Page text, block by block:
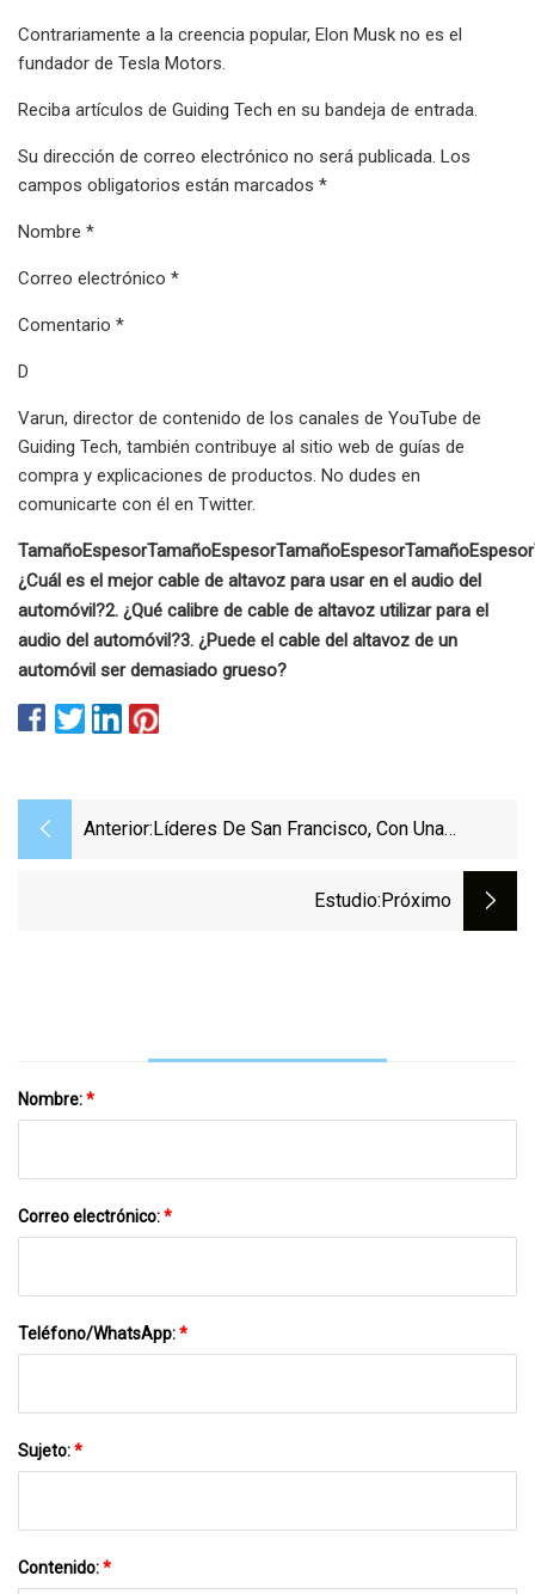
Contrariamente a la creencia popular, Elon Musk no es el
fundador de Tesla Motors.
Reciba artículos de Guiding Tech en su bandeja de entrada.
Su dirección de correo electrónico no será publicada. Los
campos obligatorios están marcados *
Nombre *
Correo electrónico *
Comentario *
D
Varun, director de contenido de los canales de YouTube de
Guiding Tech, también contribuye al sitio web de guías de
compra y explicaciones de productos. No dudes en
comunicarte con él en Twitter.
TamañoEspesorTamañoEspesorTamañoEspesorTamañoEspesor
¿Cuál es el mejor cable de altavoz para usar en el audio del
automóvil?2. ¿Qué calibre de cable de altavoz utilizar para el
audio del automóvil?3. ¿Puede el cable del altavoz de un
automóvil ser demasiado grueso?
Anterior: Líderes De San Francisco, Con Una
Estudio:próximo
Nombre:*
Correo electrónico:*
Teléfono/WhatsApp:*
Sujeto:*
Contenido:*